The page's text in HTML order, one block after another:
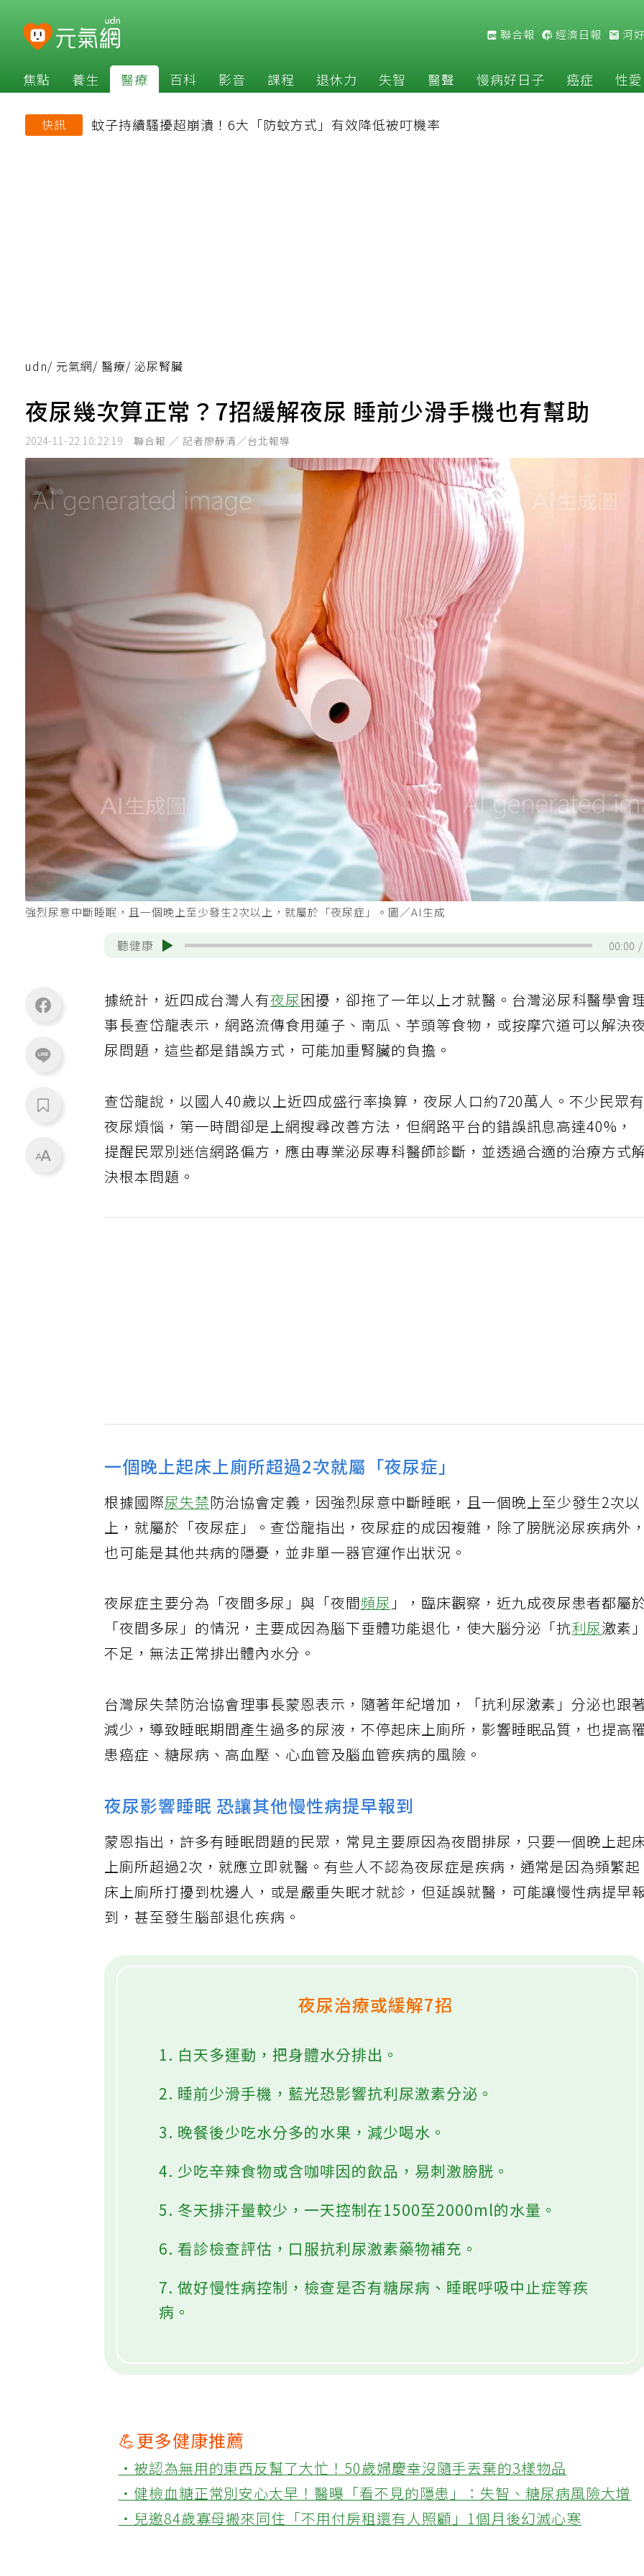
聯合報 經濟日報 河
焦點 養生 醫療 百科 影音 課程 退休力 失智 醫聲 慢病好日子 癌症 性愛
快訊 蚊子持續騷擾超崩潰！6大「防蚊方式」有效降低被叮機率
udn/ 元氣網/ 醫療/ 泌尿腎臟
夜尿幾次算正常？7招緩解夜尿 睡前少滑手機也有幫助
2024-11-22 10:22:19 聯合報 ／ 記者廖靜清／台北報導
強烈尿意中斷睡眠，且一個晚上至少發生2次以上，就屬於「夜尿症」。圖／AI生成
聽健康 00:00
據統計，近四成台灣人有夜尿困擾，卻拖了一年以上才就醫。台灣泌尿科醫學會
事長查岱龍表示，網路流傳食用蓮子、南瓜、芋頭等食物，或按摩穴道可以解決
尿問題，這些都是錯誤方式，可能加重腎臟的負擔。
查岱龍說，以國人40歲以上近四成盛行率換算，夜尿人口約720萬人。不少民眾有
夜尿煩惱，第一時間卻是上網搜尋改善方法，但網路平台的錯誤訊息高達40%，
提醒民眾別迷信網路偏方，應由專業泌尿專科醫師診斷，並透過合適的治療方式
決根本問題。
一個晚上起床上廁所超過2次就屬「夜尿症」
根據國際尿失禁防治協會定義，因強烈尿意中斷睡眠，且一個晚上至少發生2次以
上，就屬於「夜尿症」。查岱龍指出，夜尿症的成因複雜，除了膀胱泌尿疾病外，
也可能是其他共病的隱憂，並非單一器官運作出狀況。
夜尿症主要分為「夜間多尿」與「夜間頻尿」，臨床觀察，近九成夜尿患者都屬於
「夜間多尿」的情況，主要成因為腦下垂體功能退化，使大腦分泌「抗利尿激素」
不足，無法正常排出體內水分。
台灣尿失禁防治協會理事長蒙恩表示，隨著年紀增加，「抗利尿激素」分泌也跟著
減少，導致睡眠期間產生過多的尿液，不停起床上廁所，影響睡眠品質，也提高
患癌症、糖尿病、高血壓、心血管及腦血管疾病的風險。
夜尿影響睡眠 恐讓其他慢性病提早報到
蒙恩指出，許多有睡眠問題的民眾，常見主要原因為夜間排尿，只要一個晚上起
上廁所超過2次，就應立即就醫。有些人不認為夜尿症是疾病，通常是因為頻繁起
床上廁所打擾到枕邊人，或是嚴重失眠才就診，但延誤就醫，可能讓慢性病提早
到，甚至發生腦部退化疾病。
夜尿治療或緩解7招
1. 白天多運動，把身體水分排出。
2. 睡前少滑手機，藍光恐影響抗利尿激素分泌。
3. 晚餐後少吃水分多的水果，減少喝水。
4. 少吃辛辣食物或含咖啡因的飲品，易刺激膀胱。
5. 冬天排汗量較少，一天控制在1500至2000ml的水量。
6. 看診檢查評估，口服抗利尿激素藥物補充。
7. 做好慢性病控制，檢查是否有糖尿病、睡眠呼吸中止症等疾
病。
💪更多健康推薦
‧被認為無用的東西反幫了大忙！50歲婦慶幸沒隨手丟棄的3樣物品
‧健檢血糖正常別安心太早！醫曝「看不見的隱患」：失智、糖尿病風險大增
‧兒邀84歲寡母搬來同住「不用付房租還有人照顧」1個月後幻滅心寒